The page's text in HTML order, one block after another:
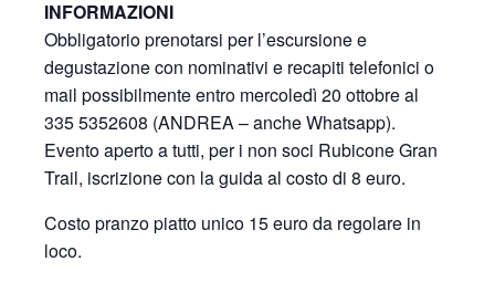
INFORMAZIONI
Obbligatorio prenotarsi per l’escursione e
degustazione con nominativi e recapiti telefonici o
mail possibilmente entro mercoledì 20 ottobre al
335 5352608 (ANDREA – anche Whatsapp).
Evento aperto a tutti, per i non soci Rubicone Gran
Trail, iscrizione con la guida al costo di 8 euro.
Costo pranzo piatto unico 15 euro da regolare in
loco.